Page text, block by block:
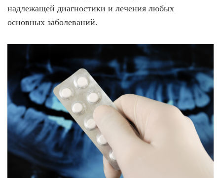
надлежащей диагностики и лечения любых
основных заболеваний.